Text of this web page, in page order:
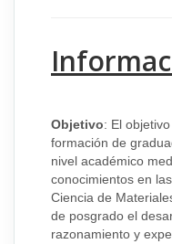
Objetivo: El
formación de
nivel académico
conocimientos en
Ciencia de
de posgrado el
razonamiento y